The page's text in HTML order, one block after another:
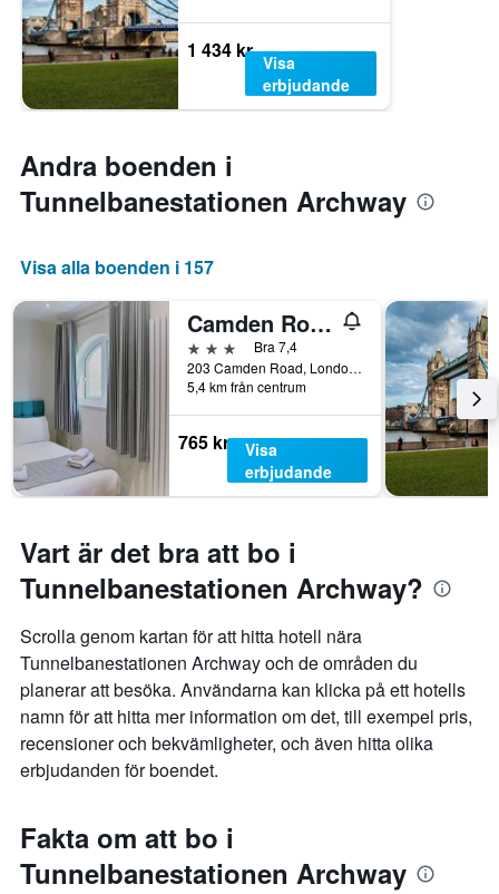
1 434 kr
Visa
erbjudande
Andra boenden i
Tunnelbanestationen Archway
Visa alla boenden i 157
Camden Road Hotel
3 stjärnorBra 7,4
203 Camden Road, London, Storbritannien
5,4 km från centrum
765 kr
Visa
erbjudande
Vart är det bra att bo i
Tunnelbanestationen Archway?
Scrolla genom kartan för att hitta hotell nära
Tunnelbanestationen Archway och de områden du
planerar att besöka. Användarna kan klicka på ett hotells
namn för att hitta mer information om det, till exempel pris,
recensioner och bekvämligheter, och även hitta olika
erbjudanden för boendet.
Fakta om att bo i
Tunnelbanestationen Archway